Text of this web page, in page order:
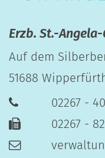
Erzb. St.-
Auf dem
51688
02267 -
02267 -